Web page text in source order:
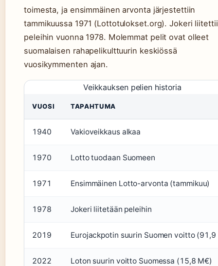
toimesta, ja ensimmäinen arvonta järjestettiin
tammikuussa 1971 (Lottotulokset.org). Jokeri
peleihin vuonna 1978. Molemmat pelit ovat olleet
suomalaisen rahapelikulttuurin keskiössä
vuosikymmenten ajan.
Veikkauksen pelien historia
VUOSI TAPAHTUMA
1940 Vakioveikkaus alkaa
1970 Lotto tuodaan Suomeen
1971 Ensimmäinen Lotto-arvonta (tammikuu)
1978 Jokeri liitetään peleihin
2019 Eurojackpotin suurin Suomen voitto
2022 Loton suurin voitto Suomessa (15,8 M€)